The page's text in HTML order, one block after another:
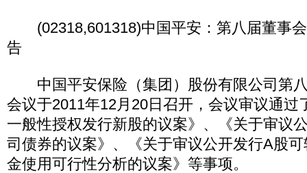
(02318,601318)中国平安：第八届董事会
告
中国平安保险（集团）股份有限公司第
会议于2011年12月20日召开，会议审议通过
一般性授权发行新股的议案》、《关于审议
司债券的议案》、《关于审议公开发行A股
金使用可行性分析的议案》等事项。